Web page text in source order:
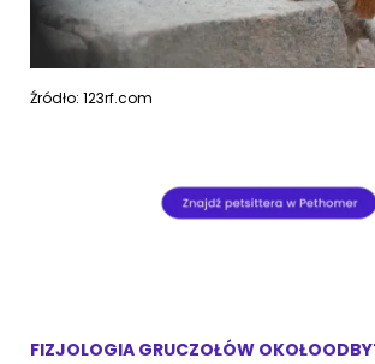
Źródło: 123rf.com
FIZJOLOGIA GRUCZOŁÓW